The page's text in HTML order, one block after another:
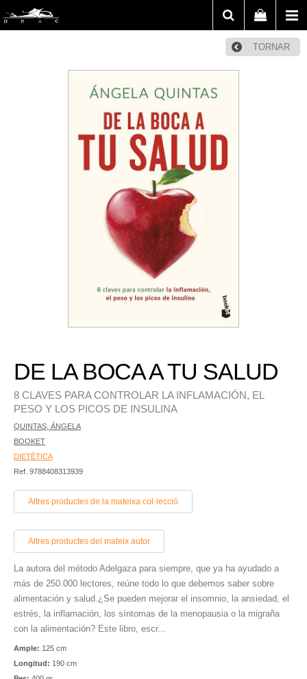
TORNAR
DE LA BOCA A TU SALUD
8 CLAVES PARA CONTROLAR LA INFLAMACIÓN, EL
PESO Y LOS PICOS DE INSULINA
QUINTAS, ÁNGELA
BOOKET
DIETÈTICA
Ref. 9788408313939
Altres productes de la mateixa col·lecció
Altres productes del mateix autor
La autora del método Adelgaza para siempre, que ya ha ayudado a
más de 250.000 lectores, reúne todo lo que debemos saber sobre
alimentación y salud.¿Se pueden mejorar el insomnio, la ansiedad, el
estrés, la inflamación, los síntomas de la menopausia o la migraña
con la alimentación? Este libro, escr...
Ample: 125 cm
Longitud: 190 cm